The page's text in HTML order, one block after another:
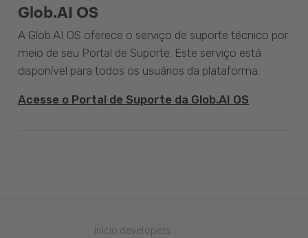
Glob.AI OS
A Glob.AI OS oferece o serviço de suporte técnico por
meio de seu Portal de Suporte. Este serviço está
disponível para todos os usuários da plataforma.
Acesse o Portal de Suporte da Glob.AI OS
Inicio developers